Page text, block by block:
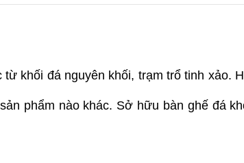
khối đá nguyên khối, trạm trổ tinh xảo.
phẩm nào khác. Sở hữu bàn ghế đá